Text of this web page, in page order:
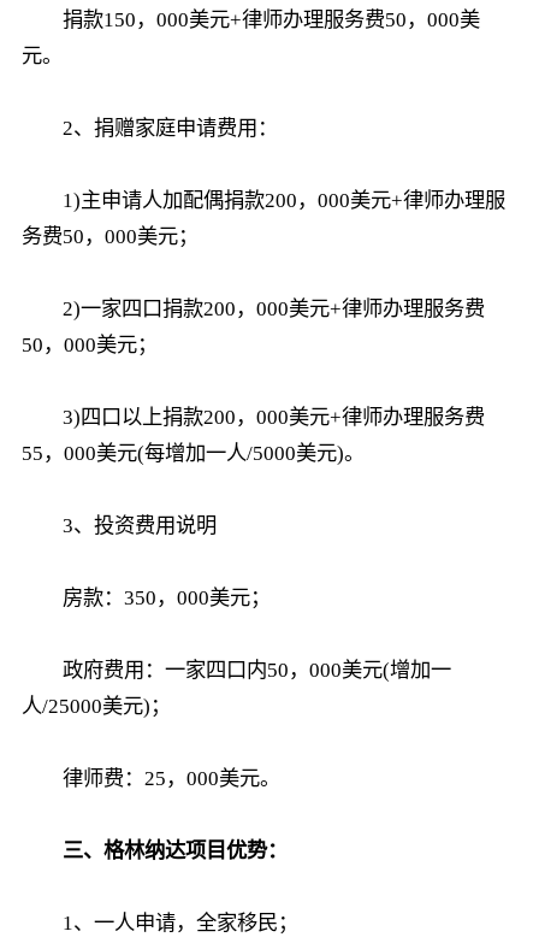
捐款150，000美元+律师办理服务费50，000美
元。
2、捐赠家庭申请费用：
1)主申请人加配偶捐款200，000美元+律师办理服
务费50，000美元；
2)一家四口捐款200，000美元+律师办理服务费
50，000美元；
3)四口以上捐款200，000美元+律师办理服务费
55，000美元(每增加一人/5000美元)。
3、投资费用说明
房款：350，000美元；
政府费用：一家四口内50，000美元(增加一
人/25000美元)；
律师费：25，000美元。
三、格林纳达项目优势：
1、一人申请，全家移民；